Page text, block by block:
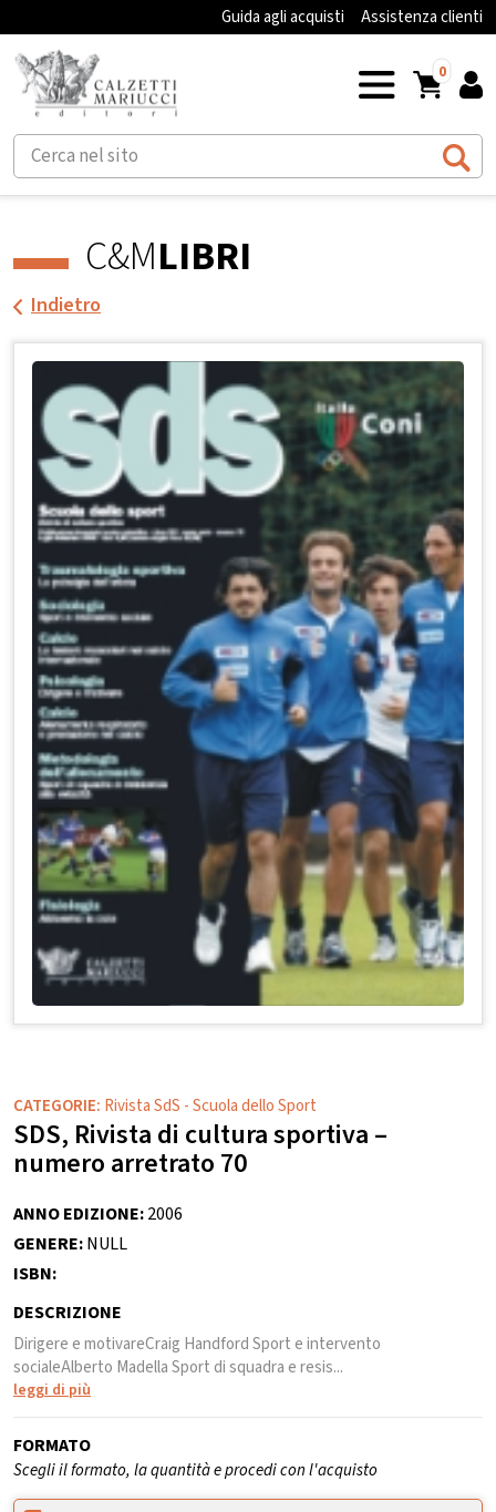
Guida agli acquisti Assistenza clienti
0
C&MLIBRI
Indietro
CATEGORIE: Rivista SdS - Scuola dello Sport
SDS, Rivista di cultura sportiva –
numero arretrato 70
ANNO EDIZIONE:2006
GENERE:NULL
ISBN:
DESCRIZIONE
Dirigere e motivareCraig Handford Sport e intervento
socialeAlberto Madella Sport di squadra e resis...
leggi di più
FORMATO
Scegli il formato, la quantità e procedi con l'acquisto